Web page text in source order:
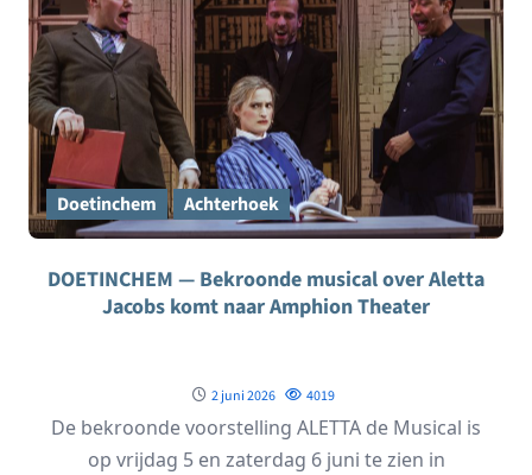
Doetinchem Achterhoek
DOETINCHEM — Bekroonde musical over Aletta
Jacobs komt naar Amphion Theater
2 juni 2026 4019
De bekroonde voorstelling ALETTA de Musical is
op vrijdag 5 en zaterdag 6 juni te zien in